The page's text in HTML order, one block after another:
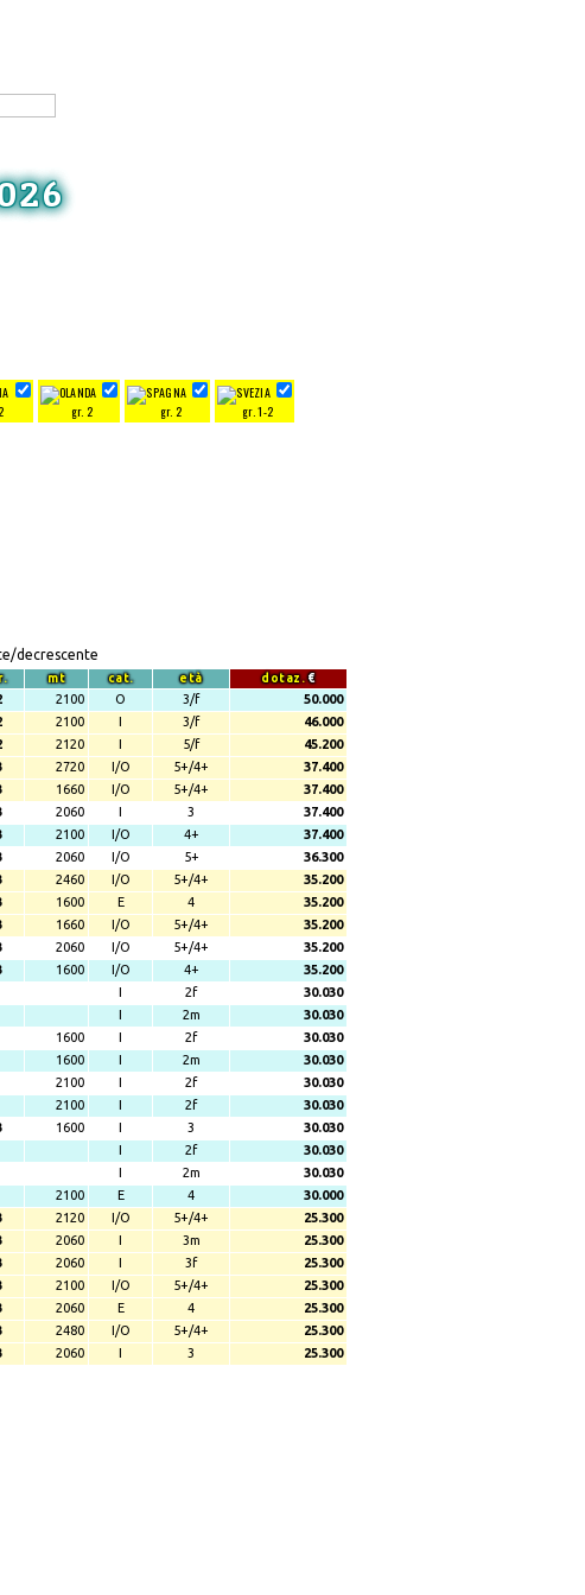
gr. 2 gr. 2 gr. 1-2
decrescente
mt cat. età dotaz.€
2100 O 3/f
50.000
2100 I 3/f
46.000
2120 I 5/f
45.200
2720 I/O 5+/4+
37.400
1660 I/O 5+/4+
37.400
2060 I 3
37.400
2100 I/O 4+
37.400
2060 I/O 5+
36.300
2460 I/O 5+/4+
35.200
1600 E 4
35.200
1660 I/O 5+/4+
35.200
2060 I/O 5+/4+
35.200
1600 I/O 4+
35.200
I 2f
30.030
I 2m
30.030
1600 I 2f
30.030
1600 I 2m
30.030
2100 I 2f
30.030
2100 I 2f
30.030
1600 I 3
30.030
I 2f
30.030
I 2m
30.030
2100 E 4
30.000
2120 I/O 5+/4+
25.300
2060 I 3m
25.300
2060 I 3f
25.300
2100 I/O 5+/4+
25.300
2060 E 4
25.300
2480 I/O 5+/4+
25.300
2060 I 3 25.300